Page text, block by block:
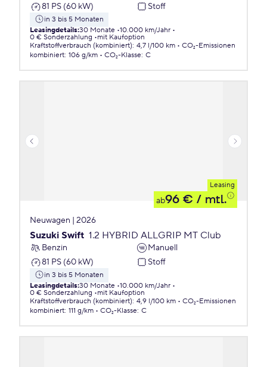
81 PS (60 kW)
Stoff
in 3 bis 5 Monaten
Leasingdetails:30 Monate 10.000 km/Jahr
0 € Sonderzahlung
mit Kaufoption
Kraftstoffverbrauch (kombiniert): 4,7 l/100 km
CO₂-Emissionen
kombiniert: 106 g/km CO₂-Klasse: C
Leasing
ab96 € / mtl.
Neuwagen | 2026
Suzuki Swift 1.2 HYBRID ALLGRIP MT Club
Benzin
Manuell
81 PS (60 kW)
Stoff
in 3 bis 5 Monaten
Leasingdetails:30 Monate 10.000 km/Jahr
0 € Sonderzahlung
mit Kaufoption
Kraftstoffverbrauch (kombiniert): 4,9 l/100 km
CO₂-Emissionen
kombiniert: 111 g/km CO₂-Klasse: C